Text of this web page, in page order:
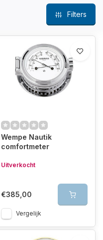
in het oog houdend,
toonaangevendeFilters
Wempe Nautik
comfortmeter
Uitverkocht
€385,00
Vergelijk